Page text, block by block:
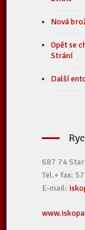
Nová
Opět se
Strání
Další
687 74
Tel.+ fax:
E-mail: